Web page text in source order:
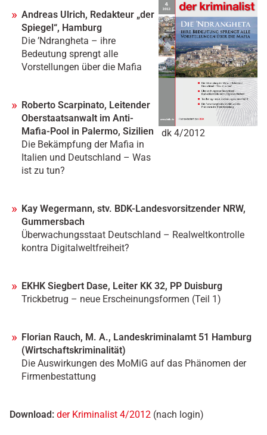
dk 4/2012
Andreas Ulrich, Redakteur „der
Spiegel“, Hamburg
Die ’Ndrangheta – ihre
Bedeutung sprengt alle
Vorstellungen über die Mafia
Roberto Scarpinato, Leitender
Oberstaatsanwalt im Anti-
Mafia-Pool in Palermo, Sizilien
Die Bekämpfung der Mafia in
Italien und Deutschland – Was
ist zu tun?
Kay Wegermann, stv. BDK-Landesvorsitzender NRW,
Gummersbach
Überwachungsstaat Deutschland – Realweltkontrolle
kontra Digitalweltfreiheit?
EKHK Siegbert Dase, Leiter KK 32, PP Duisburg
Trickbetrug – neue Erscheinungsformen (Teil 1)
Florian Rauch, M. A., Landeskriminalamt 51 Hamburg
(Wirtschaftskriminalität)
Die Auswirkungen des MoMiG auf das Phänomen der
Firmenbestattung
Download: der Kriminalist 4/2012 (nach login)